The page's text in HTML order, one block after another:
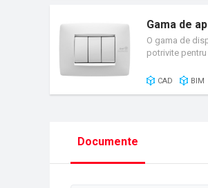
Gama de
O gama de
potrivite
ore si a fost
CAD BIM
Documente